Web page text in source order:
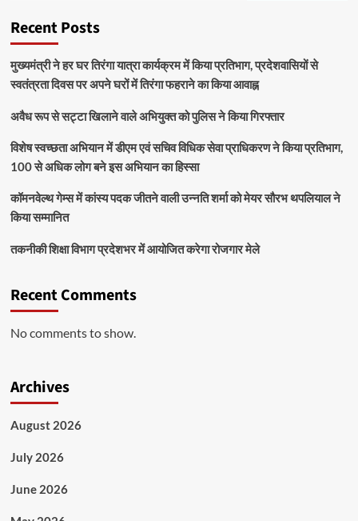
Recent Posts
मुख्यमंत्री ने हर घर तिरंगा यात्रा कार्यक्रम में किया प्रतिभाग, प्रदेशवासियों से
स्वतंत्रता दिवस पर अपने घरों में तिरंगा फहराने का किया आवाह्न
अवैध रूप से सट्टा खिलाने वाले अभियुक्त को पुलिस ने किया गिरफ्तार
विशेष स्वच्छता अभियान में डीएम एवं सचिव विधिक सेवा प्राधिकरण ने किया प्रतिभाग,
100 से अधिक लोग बने इस अभियान का हिस्सा
कॉमनवेल्थ गेम्स में कांस्य पदक जीतने वाली उन्नति शर्मा को मेयर सौरभ थपलियाल ने
किया सम्मानित
तकनीकी शिक्षा विभाग प्रदेशभर में आयोजित करेगा रोजगार मेले
Recent Comments
No comments to show.
Archives
August 2026
July 2026
June 2026